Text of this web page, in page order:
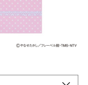
と足型が簡単に残せる